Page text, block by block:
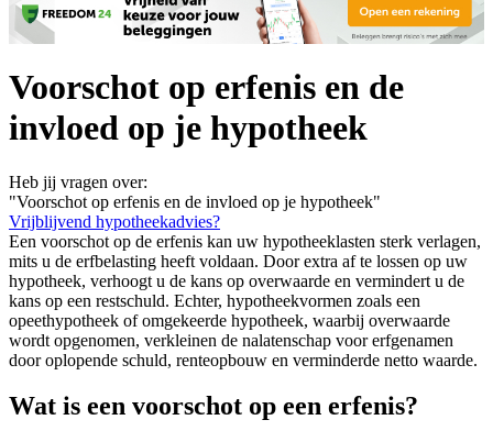
Voorschot op erfenis en de
invloed op je hypotheek
Heb jij vragen over:
"Voorschot op erfenis en de invloed op je hypotheek"
Vrijblijvend hypotheekadvies?
Een voorschot op de erfenis kan uw hypotheeklasten sterk verlagen,
mits u de erfbelasting heeft voldaan. Door extra af te lossen op uw
hypotheek, verhoogt u de kans op overwaarde en vermindert u de
kans op een restschuld. Echter, hypotheekvormen zoals een
opeethypotheek of omgekeerde hypotheek, waarbij overwaarde
wordt opgenomen, verkleinen de nalatenschap voor erfgenamen
door oplopende schuld, renteopbouw en verminderde netto waarde.
Wat is een voorschot op een erfenis?